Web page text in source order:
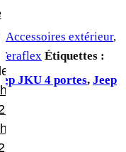
Accessoires extérieur,
Teraflex Étiquettes :
JKU 4 portes, Jeep
des
des